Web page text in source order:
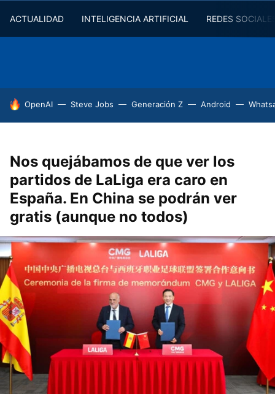
ACTUALIDAD INTELIGENCIA ARTIFICIAL REDES
HOY SE HABLA DE
OpenAI Steve Jobs Generación Z Android
Nos quejábamos de que ver los
partidos de LaLiga era caro en
España. En China se podrán ver
gratis (aunque no todos)